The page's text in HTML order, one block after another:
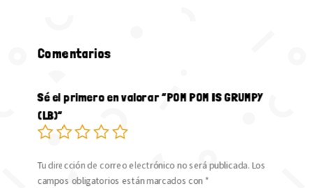
Comentarios
Sé el primero en valorar “POM POM IS GRUMPY
(LB)”
Tu dirección de correo electrónico no será publicada. Los
campos obligatorios están marcados con *